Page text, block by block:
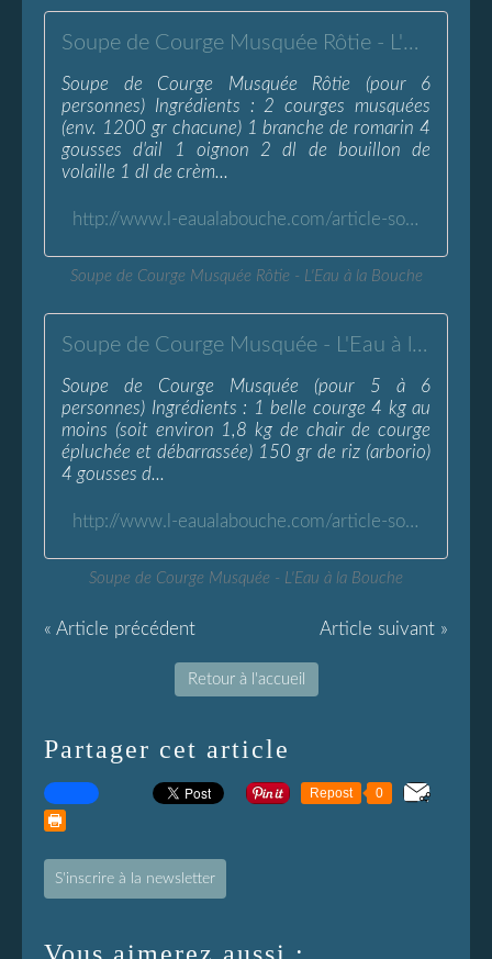
Soupe de Courge Musquée Rôtie - L'Eau à la Bouche
Soupe de Courge Musquée Rôtie (pour 6
personnes) Ingrédients : 2 courges musquées
(env. 1200 gr chacune) 1 branche de romarin 4
gousses d'ail 1 oignon 2 dl de bouillon de
volaille 1 dl de crèm...
http://www.l-eaualabouche.com/article-soupe-de-courge-musquee-rotie-57380035.html
Soupe de Courge Musquée Rôtie - L'Eau à la Bouche
Soupe de Courge Musquée - L'Eau à la Bouche
Soupe de Courge Musquée (pour 5 à 6
personnes) Ingrédients : 1 belle courge 4 kg au
moins (soit environ 1,8 kg de chair de courge
épluchée et débarrassée) 150 gr de riz (arborio)
4 gousses d...
http://www.l-eaualabouche.com/article-soupe-de-courge-musquee-86262592.html
Soupe de Courge Musquée - L'Eau à la Bouche
« Article précédent Article suivant »
Retour à l'accueil
Partager cet article
Repost 0
S'inscrire à la newsletter